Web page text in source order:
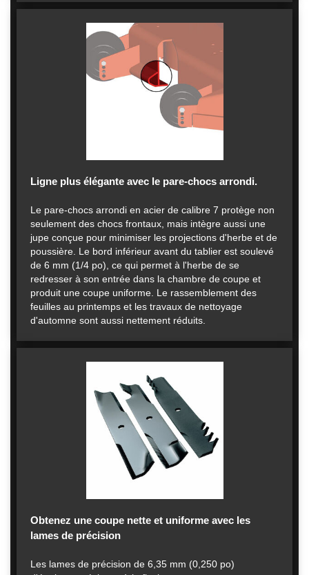
Ligne plus élégante avec le pare-chocs arrondi.
Le pare-chocs arrondi en acier de calibre 7 protège non
seulement des chocs frontaux, mais intègre aussi une
jupe conçue pour minimiser les projections d'herbe et de
poussière. Le bord inférieur avant du tablier est soulevé
de 6 mm (1/4 po), ce qui permet à l'herbe de se
redresser à son entrée dans la chambre de coupe et
produit une coupe uniforme. Le rassemblement des
feuilles au printemps et les travaux de nettoyage
d'automne sont aussi nettement réduits.
Obtenez une coupe nette et uniforme avec les
lames de précision
Les lames de précision de 6,35 mm (0,250 po)